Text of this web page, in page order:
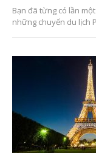
Bạn đã từng có lần
những chuyến du lịch